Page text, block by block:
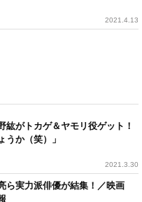
2021.4.13
紘がトカゲ＆ヤモリ役ゲット！
うか（笑）」
2021.3.30
ら実力派俳優が結集！／映画